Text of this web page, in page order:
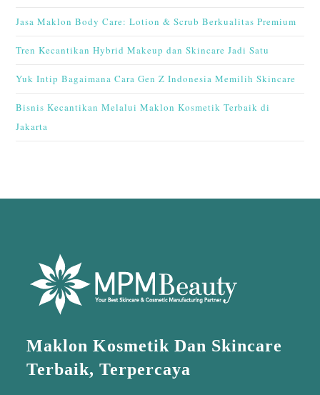
Jasa Maklon Body Care: Lotion & Scrub Berkualitas Premium
Tren Kecantikan Hybrid Makeup dan Skincare Jadi Satu
Yuk Intip Bagaimana Cara Gen Z Indonesia Memilih Skincare
Bisnis Kecantikan Melalui Maklon Kosmetik Terbaik di
Jakarta
Maklon Kosmetik Dan Skincare
Terbaik, Terpercaya